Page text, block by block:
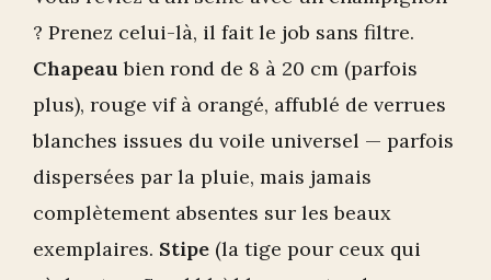
? Prenez celui-là, il fait le job sans filtre.
Chapeau bien rond de 8 à 20 cm (parfois
plus), rouge vif à orangé, affublé de verrues
blanches issues du voile universel — parfois
dispersées par la pluie, mais jamais
complètement absentes sur les beaux
exemplaires. Stipe (la tige pour ceux qui